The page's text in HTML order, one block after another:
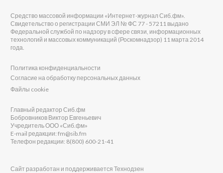
Средство массовой информации «Интернет-журнал Сиб.фм».
Свидетельство о регистрации СМИ ЭЛ № ФС 77 - 57211 выдано
Федеральной службой по надзору в сфере связи, информационных
технологий и массовых коммуникаций (Роскомнадзор) 11 марта 2014
года.
Политика конфиденциальности
Согласие на обработку персональных данных
Файлы cookie
Главный редактор Сиб.фм
Бобровников Виктор Евгеньевич
Учредитель ООО «Сиб.фм»
E-mail редакции: fm@sib.fm
Телефон редакции: 8(800) 600-21-41
Сайт разработан и поддерживается Технодзен